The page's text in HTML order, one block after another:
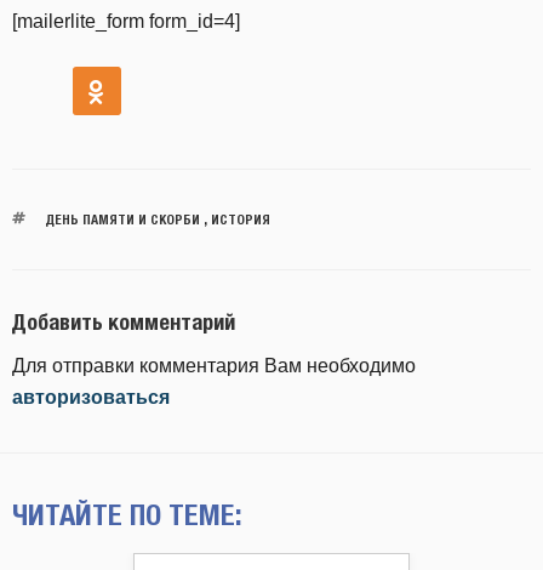
[mailerlite_form form_id=4]
ДЕНЬ ПАМЯТИ И СКОРБИ , ИСТОРИЯ
Добавить комментарий
Для отправки комментария Вам необходимо
авторизоваться
ЧИТАЙТЕ ПО ТЕМЕ: